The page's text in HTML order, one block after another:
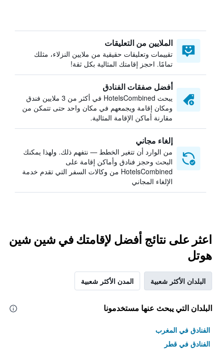
الملايين من التعليقات
تقييمات وتعليقات حقيقية من ملايين النزلاء، مثلك
تمامًا. احجز إقامتك المثالية بكل ثقة!
أفضل صفقات الفنادق
يبحث HotelsCombined في أكثر من 3 ملايين فندق
ومكان إقامة ويجمعهم في مكان واحد حتى تتمكن من
مقارنة أماكن الإقامة المثالية.
إلغاء مجاني
من الوارد أن تتغير الخطط — نتفهم ذلك. ولهذا يمكنك
البحث وحجز فنادق وأماكن إقامة على
HotelsCombined من وكالات السفر التي تقدم خدمة
الإلغاء المجاني
اعثر على نتائج أفضل لإقامتك في شين شين
هوتل
البلدان الأكثر شعبية المدن الأكثر شعبية
البلدان التي يبحث عنها مستخدمونا
الفنادق في المغرب
الفنادق في قطر